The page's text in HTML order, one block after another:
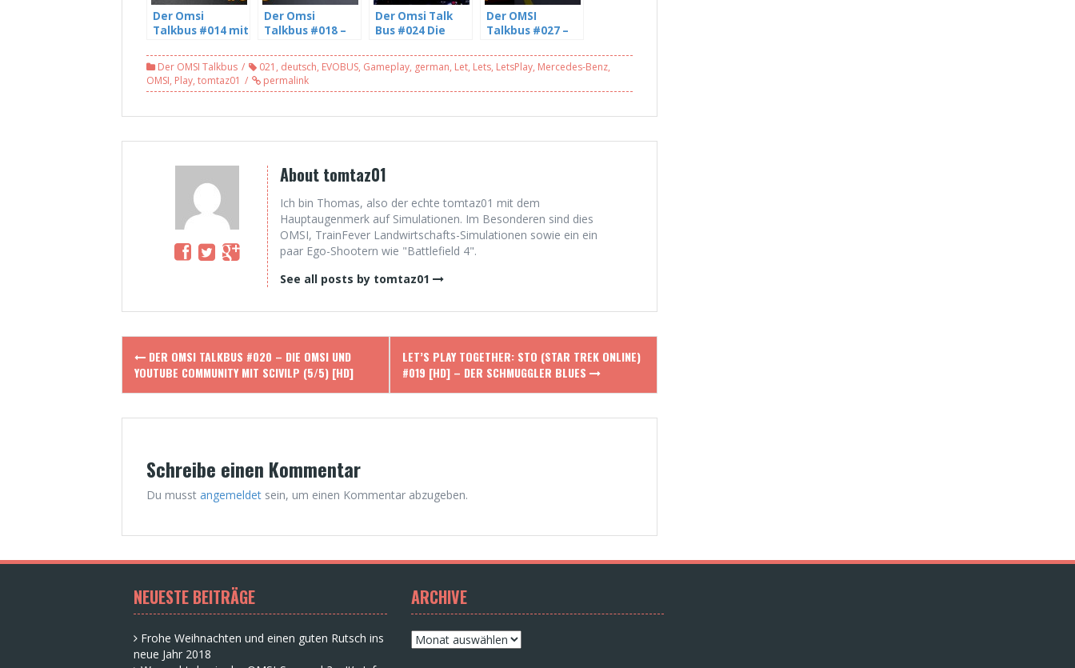
Der Omsi
Talkbus #014 mit
die Deutsche
Bahn und seinen
Let’s Plays (9/10)
Der Omsi
Talkbus #018 –
Youtube
Community mit
sciviLP (3/5) [HD]
Der Omsi Talk
Bus #024 Die
Youtube
Community mit
sciviLP Take
Der OMSI
Talkbus #027 –
strikes nothing –
mit Niels (2/5)
Der OMSI Talkbus 021 , deutsch, EVOBUS, Gameplay, german, Let, Lets, LetsPlay, Mercedes-Benz,
OMSI, Play, tomtaz01 permalink
About tomtaz01
Ich bin Thomas, also der echte tomtaz01 mit dem
Hauptaugenmerk auf Simulationen. Im Besonderen sind dies
OMSI, TrainFever Landwirtschafts-Simulationen sowie ein ein
paar Ego-Shootern wie "Battlefield 4".
See all posts by tomtaz01
Post
navigation
DER OMSI TALKBUS #020 – DIE OMSI UND
YOUTUBE COMMUNITY MIT SCIVILP (5/5) [HD]
LET’S PLAY TOGETHER: STO (STAR TREK ONLINE)
#019 [HD] – DER SCHMUGGLER BLUES
Schreibe einen Kommentar
Du musst angemeldet sein, um einen Kommentar abzugeben.
NEUESTE BEITRÄGE
Frohe Weihnachten und einen guten Rutsch ins
neue Jahr 2018
ARCHIVE
Archive